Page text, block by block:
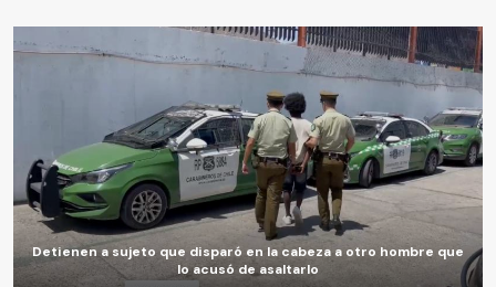
Detienen a sujeto que disparó en la cabeza a otro hombre que
lo acusó de asaltarlo